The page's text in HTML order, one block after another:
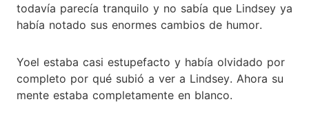
todavía parecía tranquilo y no sabía que Lindsey ya
había notado sus enormes cambios de humor.
Yoel estaba casi estupefacto y había olvidado por
completo por qué subió a ver a Lindsey. Ahora su
mente estaba completamente en blanco.